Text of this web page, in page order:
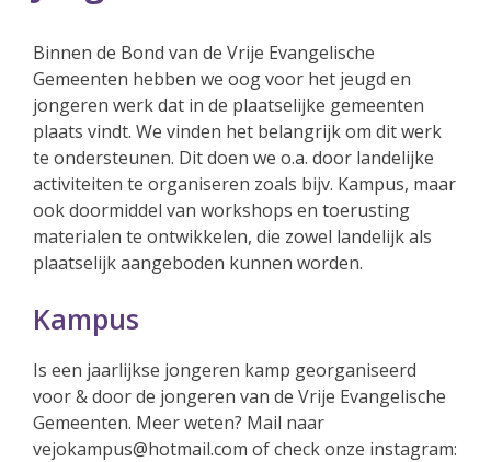
Binnen de Bond van de Vrije Evangelische
Gemeenten hebben we oog voor het jeugd en
jongeren werk dat in de plaatselijke gemeenten
plaats vindt. We vinden het belangrijk om dit werk
te ondersteunen. Dit doen we o.a. door landelijke
activiteiten te organiseren zoals bijv. Kampus, maar
ook doormiddel van workshops en toerusting
materialen te ontwikkelen, die zowel landelijk als
plaatselijk aangeboden kunnen worden.
Kampus
Is een jaarlijkse jongeren kamp georganiseerd
voor & door de jongeren van de Vrije Evangelische
Gemeenten. Meer weten? Mail naar
vejokampus@hotmail.com of check onze instagram: